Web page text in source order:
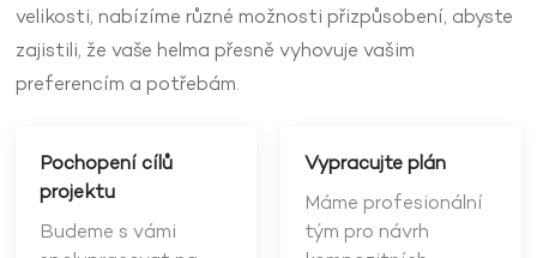
velikosti, nabízíme různé možnosti přizpůsobení, abyste
zajistili, že vaše helma přesně vyhovuje vašim
preferencím a potřebám.
Pochopení cílů
projektu
Budeme s vámi
Vypracujte plán
Máme profesionální
tým pro návrh